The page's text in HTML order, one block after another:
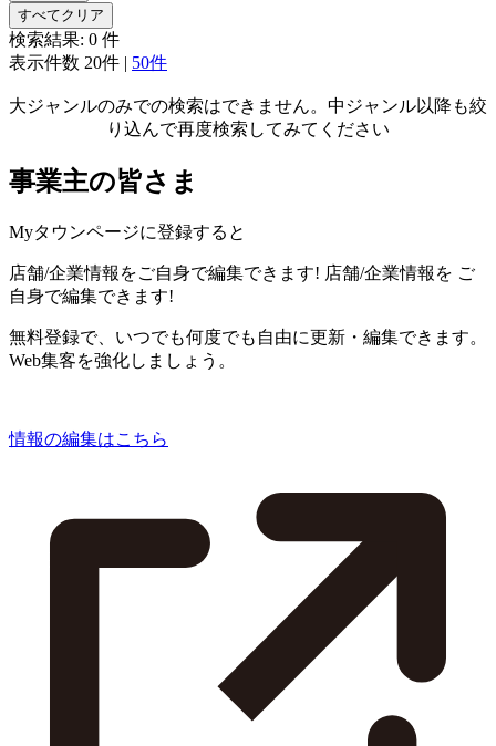
すべてクリア
検索結果: 0 件
表示件数 20件 | 50件
大ジャンルのみでの検索はできません。中ジャンル以降も絞
り込んで再度検索してみてください
事業主の皆さま
Myタウンページに登録すると
店舗/企業情報をご自身で編集できます! 店舗/企業情報を ご
自身で編集できます!
無料登録で、いつでも何度でも自由に更新・編集できます。
Web集客を強化しましょう。
情報の編集はこちら